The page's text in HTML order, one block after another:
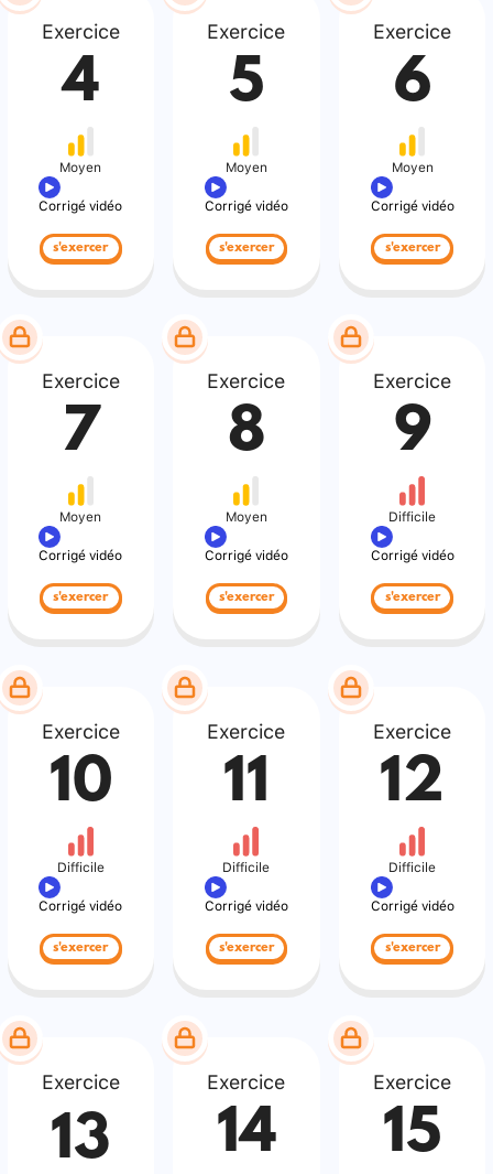
Exercice
4
Moyen
Corrigé vidéo
s'exercer
Exercice
5
Moyen
Corrigé vidéo
s'exercer
Exercice
6
Moyen
Corrigé vidéo
s'exercer
Exercice
7
Moyen
Corrigé vidéo
s'exercer
Exercice
8
Moyen
Corrigé vidéo
s'exercer
Exercice
9
Difficile
Corrigé vidéo
s'exercer
Exercice
10
Difficile
Corrigé vidéo
s'exercer
Exercice
11
Difficile
Corrigé vidéo
s'exercer
Exercice
12
Difficile
Corrigé vidéo
s'exercer
Exercice
13
Exercice
14
Exercice
15